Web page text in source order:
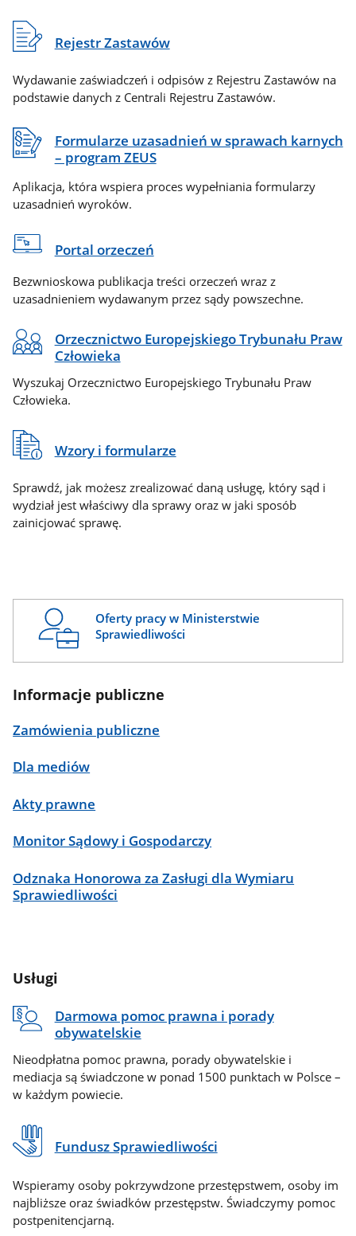
Rejestr Zastawów
Wydawanie zaświadczeń i odpisów z Rejestru Zastawów na
podstawie danych z Centrali Rejestru Zastawów.
Formularze uzasadnień w sprawach karnych
– program ZEUS
Aplikacja, która wspiera proces wypełniania formularzy
uzasadnień wyroków.
Portal orzeczeń
Bezwnioskowa publikacja treści orzeczeń wraz z
uzasadnieniem wydawanym przez sądy powszechne.
Orzecznictwo Europejskiego Trybunału Praw
Człowieka
Wyszukaj Orzecznictwo Europejskiego Trybunału Praw
Człowieka.
Wzory i formularze
Sprawdź, jak możesz zrealizować daną usługę, który sąd i
wydział jest właściwy dla sprawy oraz w jaki sposób
zainicjować sprawę.
Oferty pracy w Ministerstwie
Sprawiedliwości
Informacje publiczne
Zamówienia publiczne
Dla mediów
Akty prawne
Monitor Sądowy i Gospodarczy
Odznaka Honorowa za Zasługi dla Wymiaru
Sprawiedliwości
Usługi
Darmowa pomoc prawna i porady
obywatelskie
Nieodpłatna pomoc prawna, porady obywatelskie i
mediacja są świadczone w ponad 1500 punktach w Polsce –
w każdym powiecie.
Fundusz Sprawiedliwości
Wspieramy osoby pokrzywdzone przestępstwem, osoby im
najbliższe oraz świadków przestępstw. Świadczymy pomoc
postpenitencjarną.